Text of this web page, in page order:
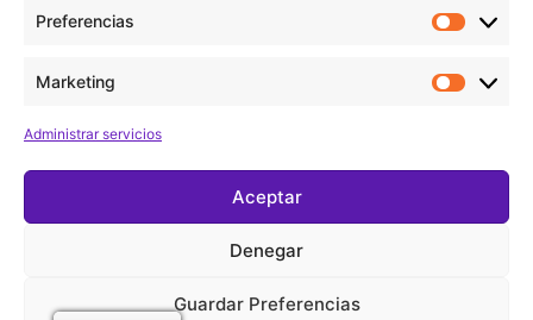
Preferencias
Marketing
Administrar servicios
Aceptar
Denegar
Guardar Preferencias
diciembre 19, 2024
Hora:
Xmas Vocal Quartet Xmas Vocal Quartet